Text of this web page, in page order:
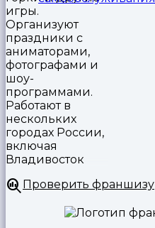
игры.
Организуют
праздники с
аниматорами,
фотографами и
шоу-
программами.
Работают в
нескольких
городах России,
включая
Владивосток
Проверить франшизу